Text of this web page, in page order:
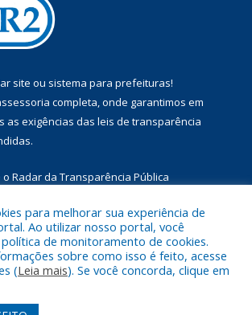
site ou sistema para prefeituras!
completa, onde garantimos em
as exigências das leis de transparência
o Radar da Transparência Pública
a Prefeitura Municipal de Augusto
Corrêa.
para melhorar sua experiência de
Ao utilizar nosso portal, você
de monitoramento de cookies.
sobre como isso é feito, acesse
(Leia mais). Se você concorda, clique em